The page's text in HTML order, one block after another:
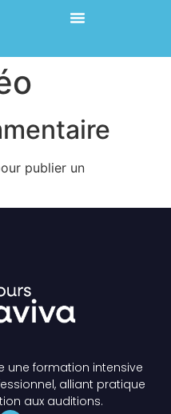
publier un
une formation intensive
alliant pratique
aux auditions.